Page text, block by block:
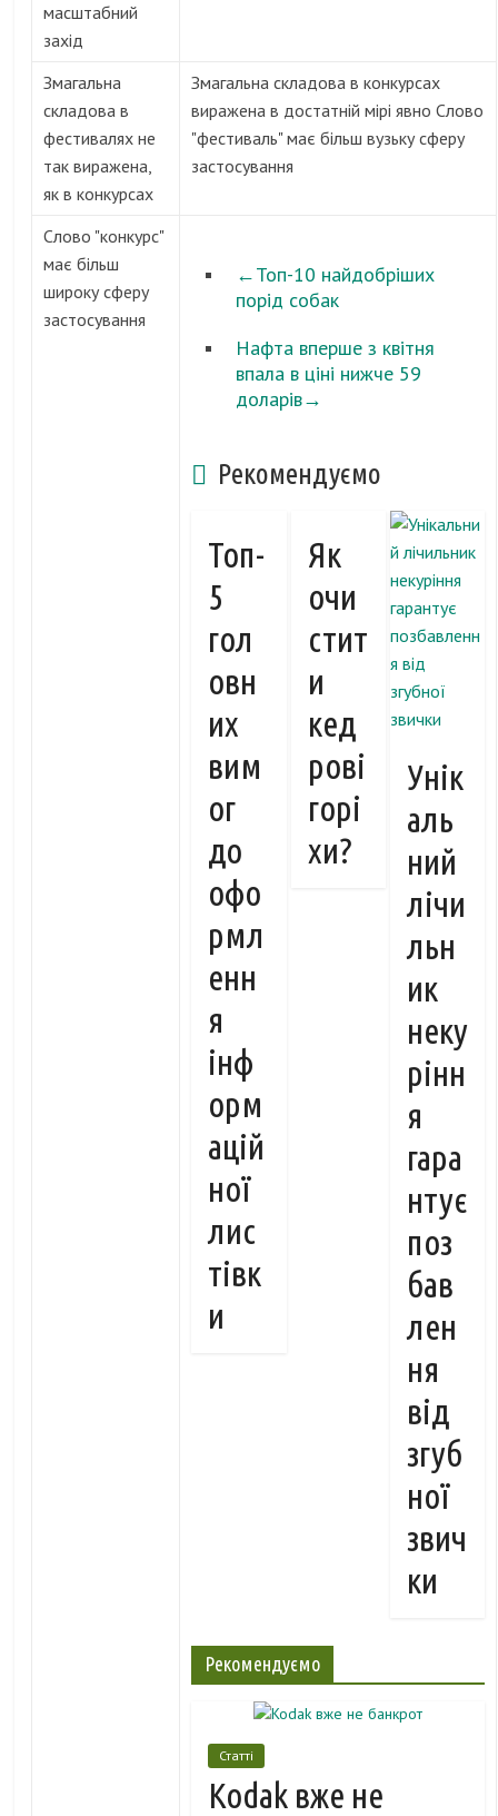
масштабний
захід
Змагальна
складова в
фестивалях не
так виражена,
як в конкурсах
Змагальна складова в конкурсах
виражена в достатній мірі явно Слово
"фестиваль" має більш вузьку сферу
застосування
Слово "конкурс"
має більш
широку сферу
застосування
←Топ-10 найдобріших
порід собак
Нафта вперше з квітня
впала в ціні нижче 59
доларів→
Рекомендуємо
Топ-
5
гол
овн
их
вим
ог
до
офо
рмл
енн
я
інф
орм
ацій
ної
лис
тівк
и
Як
очи
стит
и
кед
рові
горі
хи?
Унік
аль
ний
лічи
льн
ик
неку
рінн
я
гара
нтує
поз
бав
лен
ня
від
згуб
ної
звич
ки
Рекомендуємо
Статті
Kodak вже не